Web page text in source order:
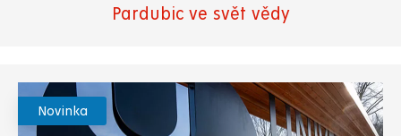
Pardubic ve svět vědy
Novinka